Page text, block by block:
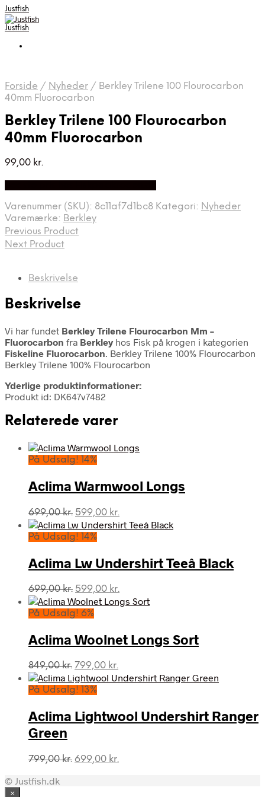
Justfish
Justfish
Forside / Nyheder / Berkley Trilene 100 Flourocarbon
40mm Fluorocarbon
Berkley Trilene 100 Flourocarbon
40mm Fluorocarbon
99,00 kr.
Varenummer (SKU): 8c11af7d1bc8 Kategori: Nyheder
Varemærke: Berkley
Previous Product
Next Product
Beskrivelse
Beskrivelse
Vi har fundet Berkley Trilene Flourocarbon Mm –
Fluorocarbon fra Berkleyhos Fisk på krogen i kategorien
Fiskeline Fluorocarbon. Berkley Trilene 100% Flourocarbon
Berkley Trilene 100% Flourocarbon
Yderlige produktinformationer:
Produkt id: DK647v7482
Relaterede varer
På Udsalg! 14%
Aclima Warmwool Longs
699,00kr. Den
oprindelige
pris
699,00 kr..
599,00 kr.
aktuelle
599,00 kr..
På Udsalg! 14%
Aclima Lw Undershirt Teeâ Black
699,00kr. Den
oprindelige
pris
699,00 kr..
599,00 kr.
aktuelle
599,00 kr..
På Udsalg! 6%
Aclima Woolnet Longs Sort
849,00kr. Den
oprindelige
pris
849,00 kr..
799,00 kr.
aktuelle
799,00 kr..
På Udsalg! 13%
Aclima Lightwool Undershirt Ranger
Green
799,00kr. Den
699,00 kr.
© Justfish.dk
×